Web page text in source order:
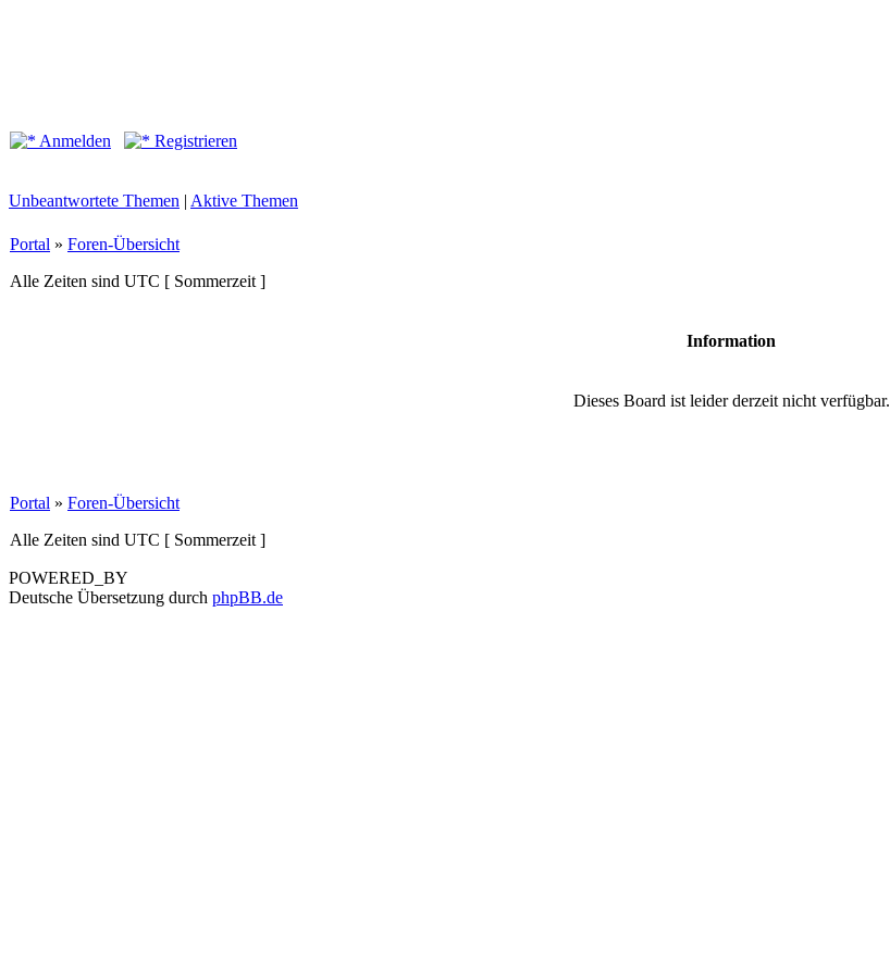
Anmelden Registrieren
Unbeantwortete Themen | Aktive Themen
Portal » Foren-Übersicht
Alle Zeiten sind UTC [ Sommerzeit ]
Information
Dieses Board ist leider derzeit nicht verfügbar.
Portal » Foren-Übersicht
Alle Zeiten sind UTC [ Sommerzeit ]
POWERED_BY
Deutsche Übersetzung durch phpBB.de